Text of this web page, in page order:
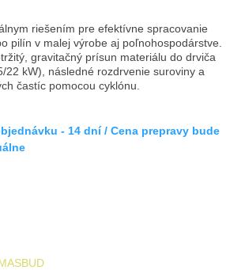
riešením pre efektívne spracovanie
pilín v malej výrobe aj poľnohospodárstve.
gravitačný prísun materiálu do drviča
22 kW), následné rozdrvenie suroviny a
častíc pomocou cyklónu.
- 14 dní / Cena prepravy bude